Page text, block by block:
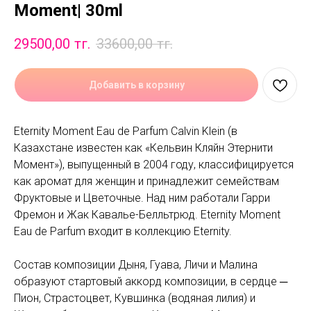
Moment| 30ml
29500,00 тг. 33600,00 тг.
Добавить в корзину
Eternity Moment Eau de Parfum Calvin Klein (в
Казахстане известен как «Кельвин Кляйн Этернити
Момент»), выпущенный в 2004 году, классифицируется
как аромат для женщин и принадлежит семействам
Фруктовые и Цветочные. Над ним работали Гарри
Фремон и Жак Кавалье-Белльтрюд. Eternity Moment
Eau de Parfum входит в коллекцию Eternity.
Состав композиции Дыня, Гуава, Личи и Малина
образуют стартовый аккорд композиции, в сердце ─
Пион, Страстоцвет, Кувшинка (водяная лилия) и